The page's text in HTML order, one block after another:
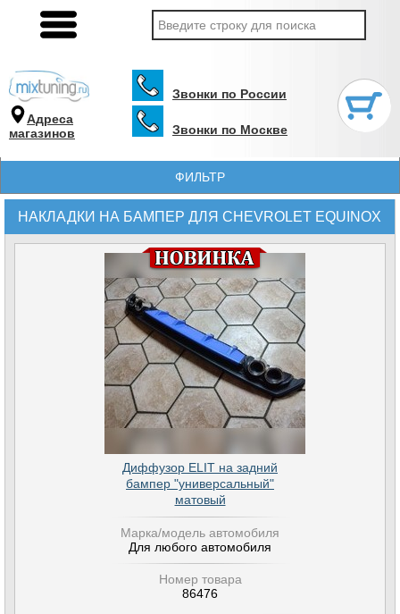
Адреса
магазинов
Звонки по России
Звонки по Москве
ФИЛЬТР
НАКЛАДКИ НА БАМПЕР ДЛЯ CHEVROLET EQUINOX
Диффузор ELIT на задний
бампер "универсальный"
матовый
Марка/модель автомобиля
Для любого автомобиля
Номер товара
86476